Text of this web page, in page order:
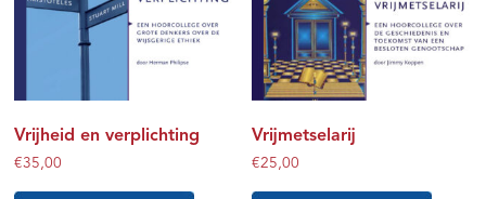
Vrijheid en verplichting
€35,00
Vrijmetselarij
€25,00